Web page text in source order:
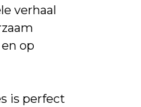
verhaal
op
is perfect